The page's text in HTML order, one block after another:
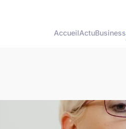
AccueilActuBusiness